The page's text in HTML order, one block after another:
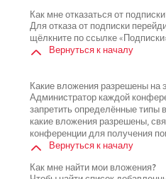
Как мне отказаться от
Для отказа от подписки
щёлкните по ссылке
Вернуться к началу
Какие вложения разрешены на
Администратор каждой
запретить определённые типы
какие вложения разрешены,
конференции для получения
Вернуться к началу
Как мне найти мои вложения?